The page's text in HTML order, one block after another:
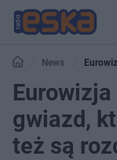
News
rozczarowani!
gwiazd,
też są